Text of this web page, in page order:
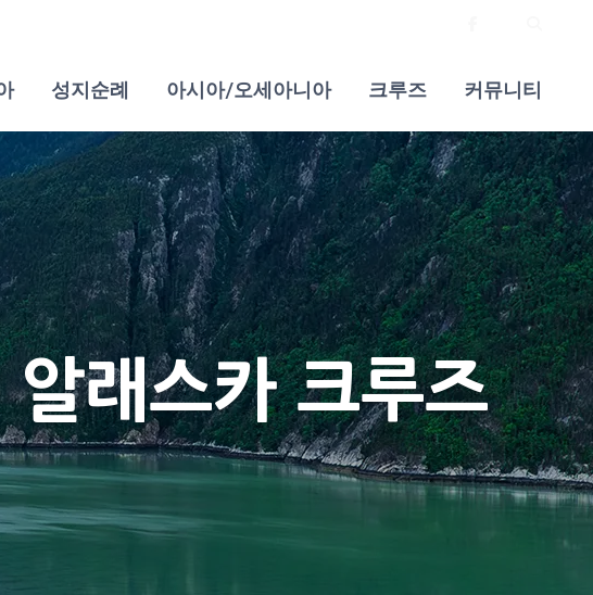
성지순례 아시아/오세아니아 크루즈 커뮤니티
래스카 크루즈